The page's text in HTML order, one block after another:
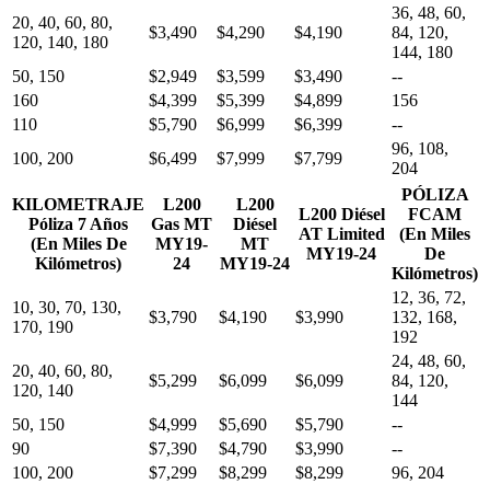
20, 40, 60, 80,
120, 140, 180
$3,490 $4,290 $4,190
36, 48, 60,
84, 120,
144, 180
50, 150
$2,949 $3,599 $3,490
--
160
$4,399 $5,399 $4,899
156
110
$5,790 $6,999 $6,399
--
100, 200
$6,499 $7,999 $7,799
96, 108,
204
KILOMETRAJE
Póliza 7 Años
(En Miles De
Kilómetros)
L200
Gas MT
MY19-
24
L200
Diésel
MT
MY19-24
L200 Diésel
AT Limited
MY19-24
PÓLIZA
FCAM
(En Miles
De
Kilómetros)
10, 30, 70, 130,
170, 190
$3,790 $4,190 $3,990
12, 36, 72,
132, 168,
192
20, 40, 60, 80,
120, 140
$5,299 $6,099 $6,099
24, 48, 60,
84, 120,
144
50, 150
$4,999 $5,690 $5,790
--
90
$7,390 $4,790 $3,990
--
100, 200
$7,299 $8,299 $8,299
96, 204